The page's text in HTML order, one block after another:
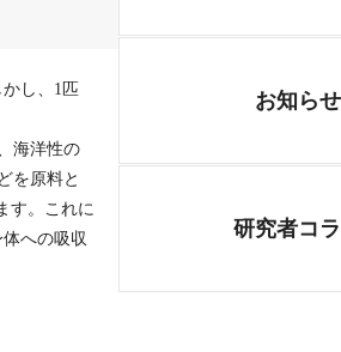
し、1匹
海洋性の
を原料と
す。これに
への吸収
お知らせ
研究者コ